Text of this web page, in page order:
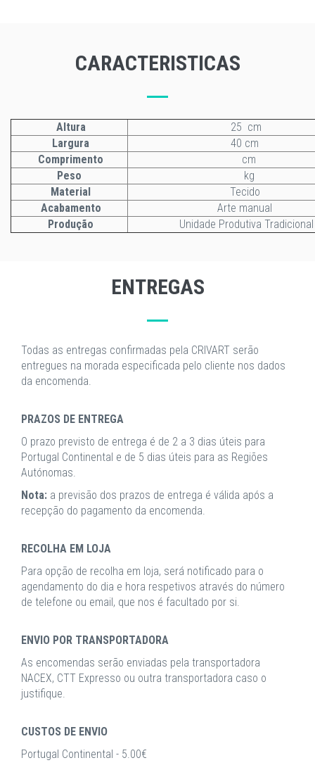
CARACTERISTICAS
Altura
25 cm
Largura
40 cm
Comprimento
cm
Peso
kg
Material
Tecido
Acabamento
Arte manual
Produção
Unidade Produtiva Tradicional
ENTREGAS
Todas as entregas confirmadas pela CRIVART serão
entregues na morada especificada pelo cliente nos dados
da encomenda.
PRAZOS DE ENTREGA
O prazo previsto de entrega é de 2 a 3 dias úteis para
Portugal Continental e de 5 dias úteis para as Regiões
Autónomas.
Nota: a previsão dos prazos de entrega é válida após a
recepção do pagamento da encomenda.
RECOLHA EM LOJA
Para opção de recolha em loja, será notificado para o
agendamento do dia e hora respetivos através do número
de telefone ou email, que nos é facultado por si.
ENVIO POR TRANSPORTADORA
As encomendas serão enviadas pela transportadora
NACEX, CTT Expresso ou outra transportadora caso o
justifique.
CUSTOS DE ENVIO
Portugal Continental - 5.00€